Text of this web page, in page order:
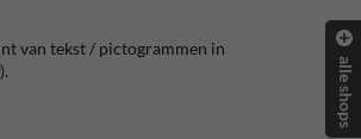
van tekst / pictogrammen in
alle shops